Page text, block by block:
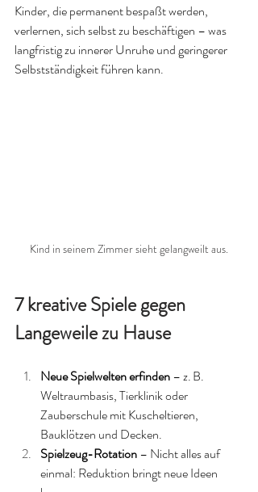
Kinder, die permanent bespaßt werden,
verlernen, sich selbst zu beschäftigen – was
langfristig zu innerer Unruhe und geringerer
Selbstständigkeit führen kann.
Kind in seinem Zimmer sieht gelangweilt aus.
7 kreative Spiele gegen
Langeweile zu Hause
Neue Spielwelten erfinden – z. B.
Weltraumbasis, Tierklinik oder
Zauberschule mit Kuscheltieren,
Bauklötzen und Decken.
Spielzeug-Rotation – Nicht alles auf
einmal: Reduktion bringt neue Ideen